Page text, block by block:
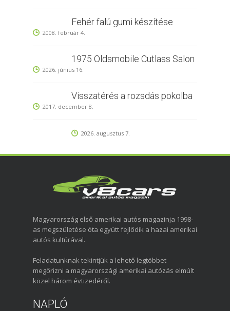
Fehér falú gumi készítése
2008. február 4.
1975 Oldsmobile Cutlass Salon
2026. június 16.
Visszatérés a rozsdás pokolba
2017. december 8.
2026. augusztus 7.
Magyarország első amerikai autós magazinja 1998-
as megszületése óta együtt fejlődik a hazai amerikai
autós kultúrával.
Feladatunknak tekintjük a lehető legtöbbet
megőrizni a magyarországi amerikai autózás elmúlt
közel három évtizedéről.
NAPLÓ